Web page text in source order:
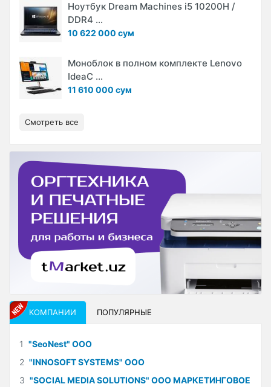
Ноутбук Dream Machines i5 10200H /
DDR4 ...
10 622 000 сум
Моноблок в полном комплекте Lenovo
IdeaC ...
11 610 000 сум
Смотреть все
КОМПАНИИ ПОПУЛЯРНЫЕ
1 "SeoNest" ООО
2 "INNOSOFT SYSTEMS" ООО
3 "SOCIAL MEDIA SOLUTIONS" ООО МАРКЕТИНГОВОЕ